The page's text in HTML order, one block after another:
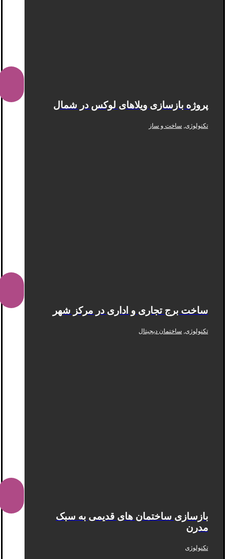
پروژه بازسازی ویلاهای لوکس در شمال
تکنولوژی ساخت و ساز
ساخت برج تجاری و اداری در مرکز شهر
تکنولوژی ساختمان دیجیتال
بازسازی ساختمان های قدیمی به سبک
مدرن
تکنولوژی